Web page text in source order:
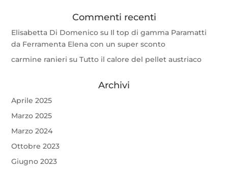
Commenti recenti
Elisabetta Di Domenico su Il top di gamma Paramatti
da Ferramenta Elena con un super sconto
carmine ranieri suTutto il calore del pellet austriaco
Archivi
Aprile 2025
Marzo 2025
Marzo 2024
Ottobre 2023
Giugno 2023